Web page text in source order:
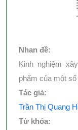
Nhan đề:
Kinh nghiệm
phẩm của một
Tác giả:
Trần Thị Quang
Từ khóa: